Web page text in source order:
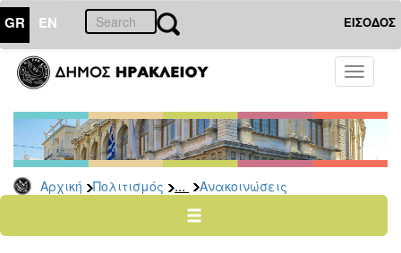
GR EN ΕΙΣΟΔΟΣ
Toggle
Αρχική Πολιτισμός ... Ανακοινώσεις
ΠΟΛΙΤΙΣΜΟΣ
Ποδήλατα
ΤΟΠΟΣ